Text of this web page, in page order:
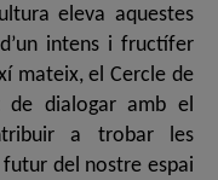
eleva aquestes
intens i fructífer
mateix, el Cercle de
de dialogar amb el
a trobar les
del nostre espai